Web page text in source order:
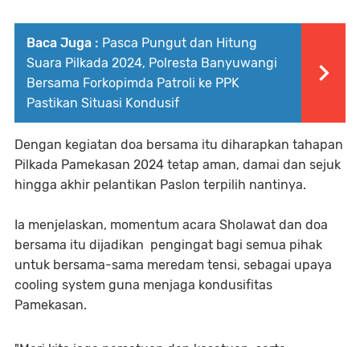
Baca Juga : Pasca Pungut dan Hitung
Suara Pilkada 2024, Polresta Banyuwangi
Bersama Forkopimda Patroli ke PPK
Pastikan Situasi Kondusif
Dengan kegiatan doa bersama itu diharapkan tahapan
Pilkada Pamekasan 2024 tetap aman, damai dan sejuk
hingga akhir pelantikan Paslon terpilih nantinya.
Ia menjelaskan, momentum acara Sholawat dan doa
bersama itu dijadikan pengingat bagi semua pihak
untuk bersama-sama meredam tensi, sebagai upaya
cooling system guna menjaga kondusifitas
Pamekasan.